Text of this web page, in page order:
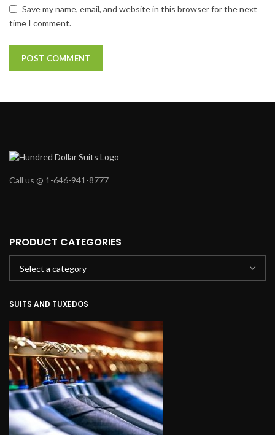
Save my name, email, and website in this browser for the next
time I comment.
Call us @ 1-646-941-8777
PRODUCT CATEGORIES
SUITS AND TUXEDOS